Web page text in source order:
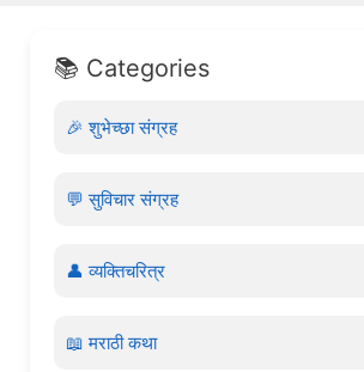
📚 Categories
🎉 शुभेच्छा संग्रह
💬 सुविचार संग्रह
👤 व्यक्तिचरित्र
📖 मराठी कथा